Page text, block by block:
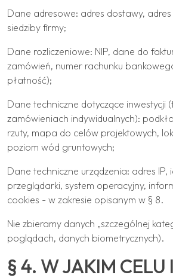
Dane adresowe: adres dostawy,
siedziby firmy;
Dane rozliczeniowe: NIP, dane do
zamówień, numer rachunku
płatność);
Dane techniczne dotyczące inwestycji
zamówieniach indywidualnych):
rzuty, mapa do celów projektowych,
poziom wód gruntowych;
Dane techniczne urządzenia: adres IP,
przeglądarki, system operacyjny,
cookies - w zakresie opisanym w § 8.
Nie zbieramy danych „szczególnej
poglądach, danych biometrycznych).
§ 4. W JAKIM CELU